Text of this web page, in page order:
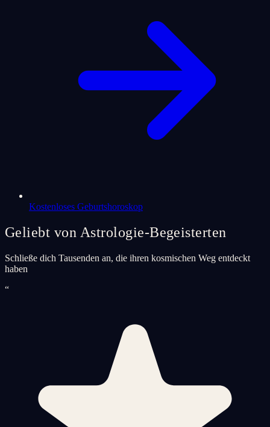
Kostenloses Geburtshoroskop
Geliebt von Astrologie-Begeisterten
Schließe dich Tausenden an, die ihren kosmischen Weg entdeckt
haben
“